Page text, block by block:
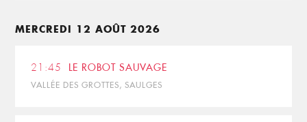
MERCREDI 12 AOÛT 2026
21:45 LE ROBOT SAUVAGE
VALLÉE DES GROTTES, SAULGES